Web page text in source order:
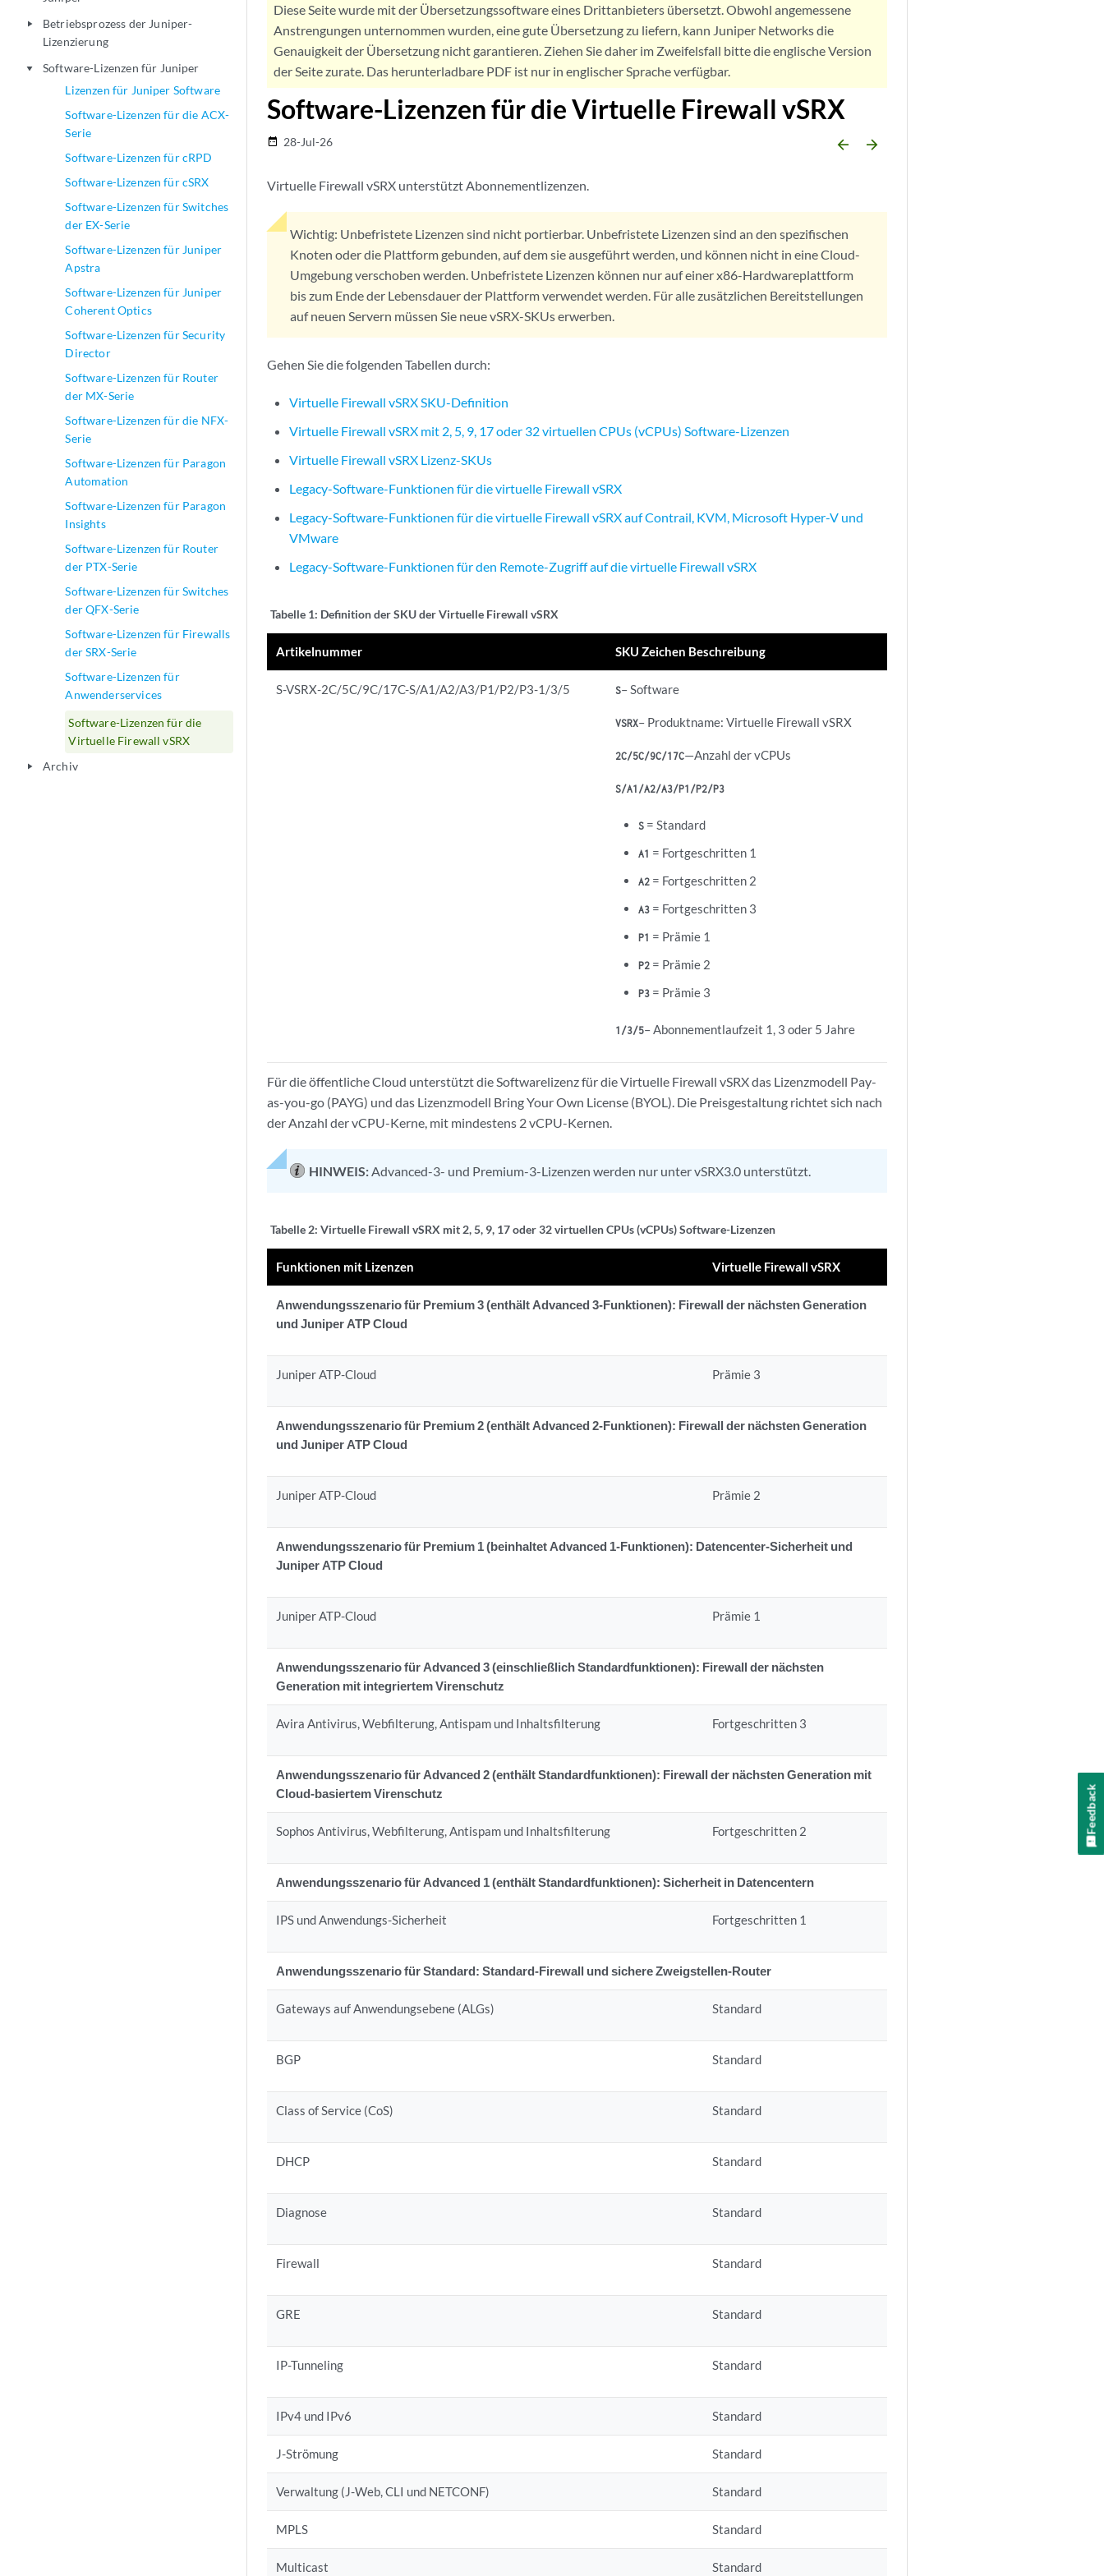
play_arrow
Betriebsprozess der Juniper-
Lizenzierung
play_arrow
Software-Lizenzen für Juniper
Lizenzen für Juniper Software
Software-Lizenzen für die ACX-
Serie
Software-Lizenzen für cRPD
Software-Lizenzen für cSRX
Software-Lizenzen für Switches
der EX-Serie
Software-Lizenzen für Juniper
Apstra
Software-Lizenzen für Juniper
Coherent Optics
Software-Lizenzen für Security
Director
Software-Lizenzen für Router
der MX-Serie
Software-Lizenzen für die NFX-
Serie
Software-Lizenzen für Paragon
Automation
Software-Lizenzen für Paragon
Insights
Software-Lizenzen für Router
der PTX-Serie
Software-Lizenzen für Switches
der QFX-Serie
Software-Lizenzen für Firewalls
der SRX-Serie
Software-Lizenzen für
Anwenderservices
Software-Lizenzen für die
Virtuelle Firewall vSRX
play_arrow Archiv
Diese Seite wurde mit der Übersetzungssoftware eines Drittanbieters übersetzt. Obwohl angemessene
Anstrengungen unternommen wurden, eine gute Übersetzung zu liefern, kann Juniper Networks die
Genauigkeit der Übersetzung nicht garantieren. Ziehen Sie daher im Zweifelsfall bitte die englische Version
der Seite zurate. Das herunterladbare PDF ist nur in englischer Sprache verfügbar.
Software-Lizenzen für die Virtuelle Firewall vSRX
date_range 28-Jul-26 arrow_backward arrow_forward
Virtuelle Firewall vSRX unterstützt Abonnementlizenzen.
Wichtig: Unbefristete Lizenzen sind nicht portierbar. Unbefristete Lizenzen sind an den spezifischen
Knoten oder die Plattform gebunden, auf dem sie ausgeführt werden, und können nicht in eine Cloud-
Umgebung verschoben werden. Unbefristete Lizenzen können nur auf einer x86-Hardwareplattform
bis zum Ende der Lebensdauer der Plattform verwendet werden. Für alle zusätzlichen Bereitstellungen
auf neuen Servern müssen Sie neue vSRX-SKUs erwerben.
Gehen Sie die folgenden Tabellen durch:
Virtuelle Firewall vSRX SKU-Definition
Virtuelle Firewall vSRX mit 2, 5, 9, 17 oder 32 virtuellen CPUs (vCPUs) Software-Lizenzen
Virtuelle Firewall vSRX Lizenz-SKUs
Legacy-Software-Funktionen für die virtuelle Firewall vSRX
Legacy-Software-Funktionen für die virtuelle Firewall vSRX auf Contrail, KVM, Microsoft Hyper-V und
VMware
Legacy-Software-Funktionen für den Remote-Zugriff auf die virtuelle Firewall vSRX
Tabelle 1: Definition der SKU der Virtuelle Firewall vSRX
Artikelnummer SKU Zeichen Beschreibung
S-VSRX-2C/5C/9C/17C-S/A1/A2/A3/P1/P2/P3-1/3/5 S– Software
VSRX– Produktname: Virtuelle Firewall vSRX
2C/5C/9C/17C—Anzahl der vCPUs
S/A1/A2/A3/P1/P2/P3
S= Standard
A1 = Fortgeschritten 1
A2= Fortgeschritten 2
A3= Fortgeschritten 3
P1 = Prämie 1
P2= Prämie 2
P3= Prämie 3
1/3/5– Abonnementlaufzeit 1, 3 oder 5 Jahre
Für die öffentliche Cloud unterstützt die Softwarelizenz für die Virtuelle Firewall vSRX das Lizenzmodell Pay-
as-you-go (PAYG) und das Lizenzmodell Bring Your Own License (BYOL). Die Preisgestaltung richtet sich nach
der Anzahl der vCPU-Kerne, mit mindestens 2 vCPU-Kernen.
HINWEIS:Advanced-3- und Premium-3-Lizenzen werden nur unter vSRX3.0 unterstützt.
Tabelle 2: Virtuelle Firewall vSRX mit 2, 5, 9, 17 oder 32 virtuellen CPUs (vCPUs) Software-Lizenzen
Funktionen mit Lizenzen Virtuelle Firewall vSRX
Anwendungsszenario für Premium 3 (enthält Advanced 3-Funktionen): Firewall der nächsten Generation
und Juniper ATP Cloud
Juniper ATP-Cloud Prämie 3
Anwendungsszenario für Premium 2 (enthält Advanced 2-Funktionen): Firewall der nächsten Generation
und Juniper ATP Cloud
Juniper ATP-Cloud Prämie 2
Anwendungsszenario für Premium 1 (beinhaltet Advanced 1-Funktionen): Datencenter-Sicherheit und
Juniper ATP Cloud
Juniper ATP-Cloud Prämie 1
Anwendungsszenario für Advanced 3 (einschließlich Standardfunktionen): Firewall der nächsten
Generation mit integriertem Virenschutz
Avira Antivirus, Webfilterung, Antispam und Inhaltsfilterung Fortgeschritten 3
Anwendungsszenario für Advanced 2 (enthält Standardfunktionen): Firewall der nächsten Generation mit
Cloud-basiertem Virenschutz
Sophos Antivirus, Webfilterung, Antispam und Inhaltsfilterung Fortgeschritten 2
Anwendungsszenario für Advanced 1 (enthält Standardfunktionen): Sicherheit in Datencentern
IPS und Anwendungs-Sicherheit Fortgeschritten 1
Anwendungsszenario für Standard: Standard-Firewall und sichere Zweigstellen-Router
Gateways auf Anwendungsebene (ALGs) Standard
BGP Standard
Class of Service (CoS) Standard
DHCP Standard
Diagnose Standard
Firewall Standard
GRE Standard
IP-Tunneling Standard
IPv4 und IPv6 Standard
J-Strömung Standard
Verwaltung (J-Web, CLI und NETCONF) Standard
MPLS Standard
Multicast Standard
Feedback